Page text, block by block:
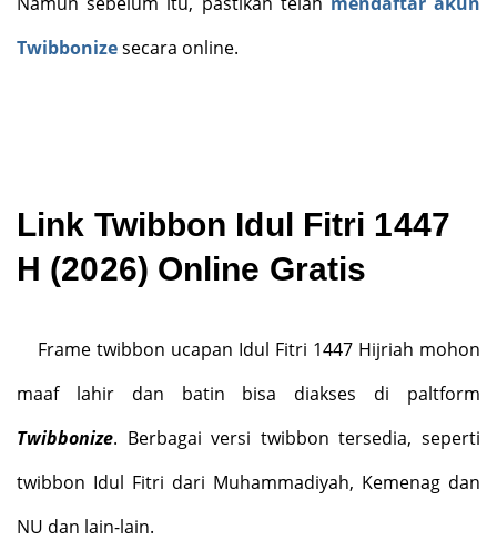
Twibbonizesecara online.
Link Twibbon Idul Fitri 1447
H (2026) Online Gratis
Frame twibbon ucapan Idul Fitri 1447 Hijriah mohon
maaf lahir dan batin bisa diakses di paltform
Twibbonize. Berbagai versi twibbon tersedia, seperti
twibbon Idul Fitri dari Muhammadiyah, Kemenag dan
NU dan lain-lain.